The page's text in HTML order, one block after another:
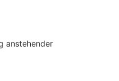
anstehender